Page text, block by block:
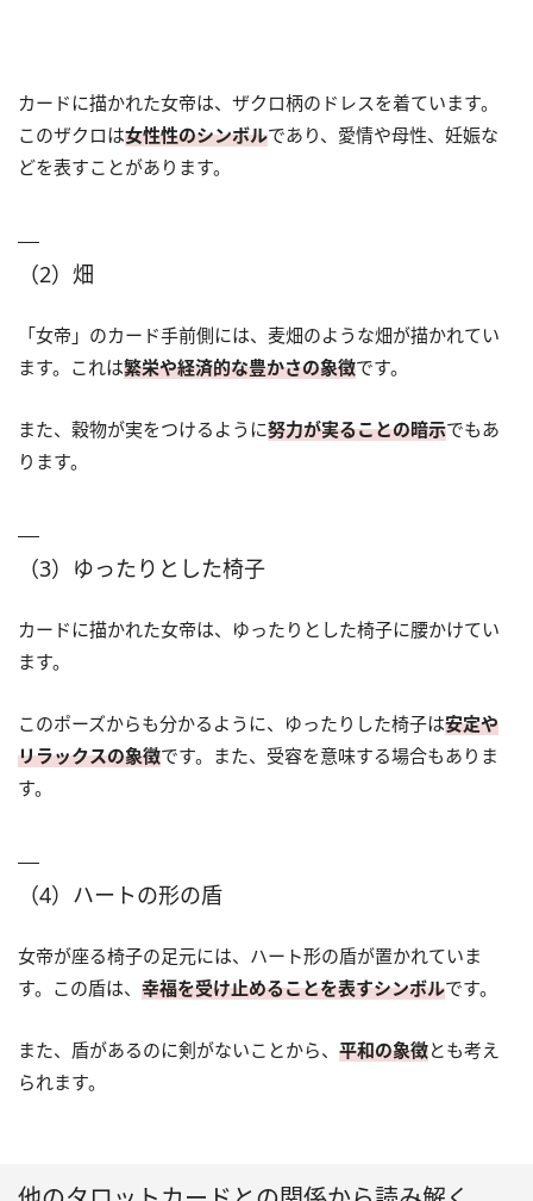
カードに描かれた女帝は、ザクロ柄のドレスを着ています。
このザクロは女性性のシンボルであり、愛情や母性、妊娠な
どを表すことがあります。
（2）畑
「女帝」のカード手前側には、麦畑のような畑が描かれてい
ます。これは繁栄や経済的な豊かさの象徴です。
また、穀物が実をつけるように努力が実ることの暗示でもあ
ります。
（3）ゆったりとした椅子
カードに描かれた女帝は、ゆったりとした椅子に腰かけてい
ます。
このポーズからも分かるように、ゆったりした椅子は安定や
リラックスの象徴です。また、受容を意味する場合もありま
す。
（4）ハートの形の盾
女帝が座る椅子の足元には、ハート形の盾が置かれていま
す。この盾は、 幸福を受け止めることを表すシンボルです。
また、盾があるのに剣がないことから、 平和の象徴とも考え
られます。